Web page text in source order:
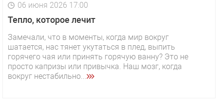
06 июня 2026 17:00
Тепло, которое лечит
Замечали, что в моменты, когда мир вокруг
шатается, нас тянет укутаться в плед, выпить
горячего чая или принять горячую ванну? Это не
просто капризы или привычка. Наш мозг, когда
вокруг нестабильно...